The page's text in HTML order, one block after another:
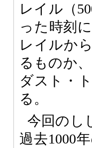
レイル（
った時刻
レイルか
るものか
ダスト・
る。
今回のし
過去1000